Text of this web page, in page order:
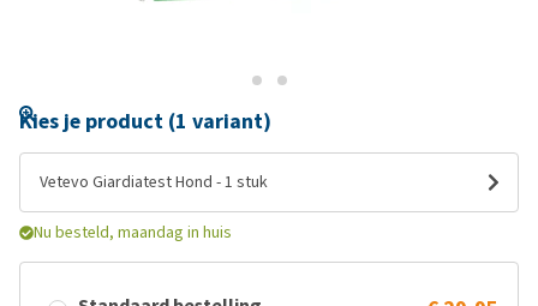
Kies je product (1 variant)
Vetevo Giardiatest Hond - 1 stuk
Nu besteld, maandag in huis